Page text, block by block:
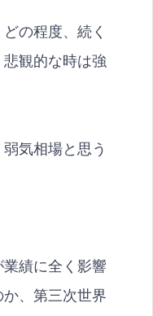
の程度、続く
観的な時は強
気相場と思う
績に全く影響
、第三次世界